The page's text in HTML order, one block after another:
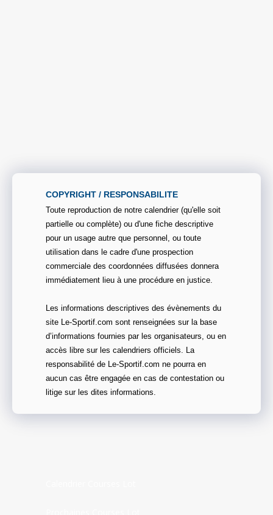
COPYRIGHT / RESPONSABILITE
Toute reproduction de notre calendrier (qu'elle soit
partielle ou complète) ou d'une fiche descriptive
pour un usage autre que personnel, ou toute
utilisation dans le cadre d'une prospection
commerciale des coordonnées diffusées donnera
immédiatement lieu à une procédure en justice.
Les informations descriptives des évènements du
site Le-Sportif.com sont renseignées sur la base
d’informations fournies par les organisateurs, ou en
accès libre sur les calendriers officiels. La
responsabilité de Le-Sportif.com ne pourra en
aucun cas être engagée en cas de contestation ou
litige sur les dites informations.